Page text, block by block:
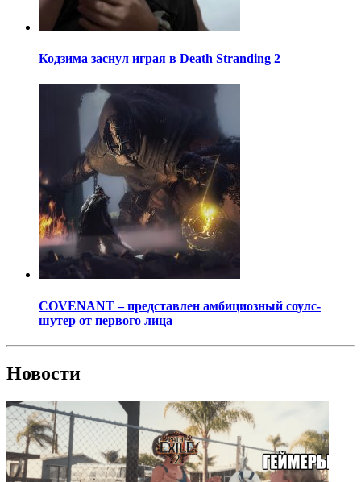
Кодзима заснул играя в Death Stranding 2
COVENANT – представлен амбициозный соулс-
шутер от первого лица
Новости